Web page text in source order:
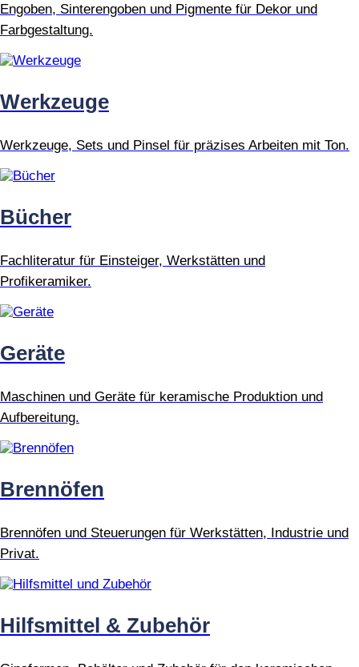
Engoben, Sinterengoben und Pigmente für Dekor und
Farbgestaltung.
Werkzeuge
Werkzeuge, Sets und Pinsel für präzises Arbeiten mit Ton.
Bücher
Fachliteratur für Einsteiger, Werkstätten und
Profikeramiker.
Geräte
Maschinen und Geräte für keramische Produktion und
Aufbereitung.
Brennöfen
Brennöfen und Steuerungen für Werkstätten, Industrie und
Privat.
Hilfsmittel & Zubehör